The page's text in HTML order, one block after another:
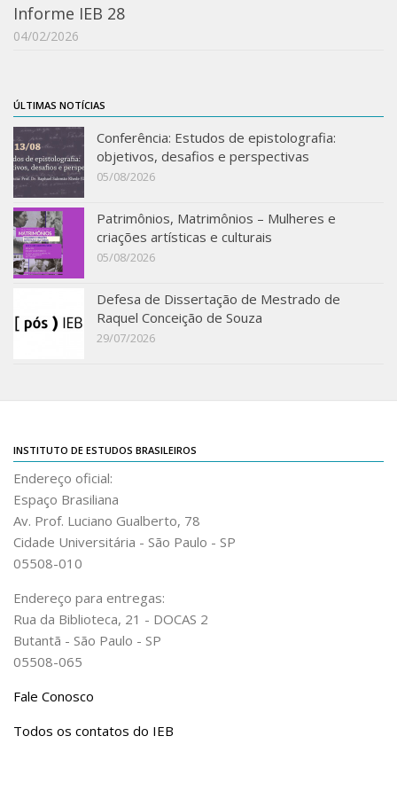
IEBinário
Xilogoritmo
Slam de Corda
Wikimedia e Wikidata
LABIEB
Sobre o LABIEB
Convenios
Eventos
Núcleos de Atividades
Pós-Graduação
Acervo
Publicações
Almanack Braziliense
Cadernos do IEB
Catálogos
Estudos Brasileiros
Livros publicados
Informe IEB 28
04/02/2026
ÚLTIMAS NOTÍCIAS
Conferência: Estudos de epistolografia:
objetivos, desafios e perspectivas
05/08/2026
Patrimônios, Matrimônios – Mulheres e
criações artísticas e culturais
05/08/2026
Defesa de Dissertação de Mestrado de
Raquel Conceição de Souza
29/07/2026
INSTITUTO DE ESTUDOS BRASILEIROS
Endereço oficial:
Espaço Brasiliana
Av. Prof. Luciano Gualberto, 78
Cidade Universitária - São Paulo - SP
05508-010
Endereço para entregas:
Rua da Biblioteca, 21 - DOCAS 2
Butantã - São Paulo - SP
05508-065
Fale Conosco
Todos os contatos do IEB